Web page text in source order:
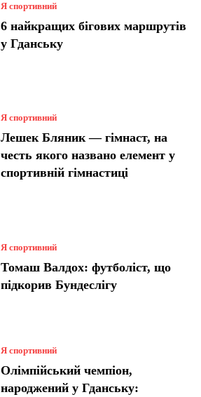
Я спортивний
6 найкращих бігових маршрутів
у Гданську
Я спортивний
Лешек Бляник — гімнаст, на
честь якого названо елемент у
спортивній гімнастиці
Я спортивний
Томаш Валдох: футболіст, що
підкорив Бундеслігу
Я спортивний
Олімпійський чемпіон,
народжений у Гданську: